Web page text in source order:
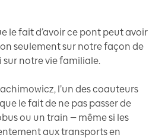
le fait d’avoir ce pont peut avoir
seulement sur notre façon de
sur notre vie familiale.
l’un des coauteurs
le fait de ne pas passer de
ou un train — même si les
aux transports en